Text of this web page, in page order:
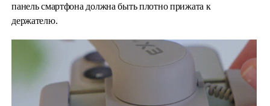
панель смартфона должна быть плотно прижата к
держателю.